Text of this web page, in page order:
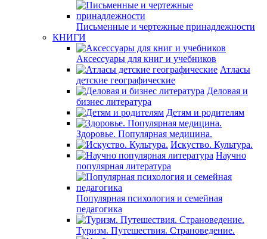
Письменные и чертежные принадлежности
КНИГИ
Аксессуары для книг и учебников
Атласы
детские географические
Деловая и
бизнес литература
Детям и родителям
Здоровье. Популярная медицина.
Искуство. Культура.
Научно
популярная литература
Популярная психология и семейная
педагогика
Туризм. Путешествия. Страноведение.